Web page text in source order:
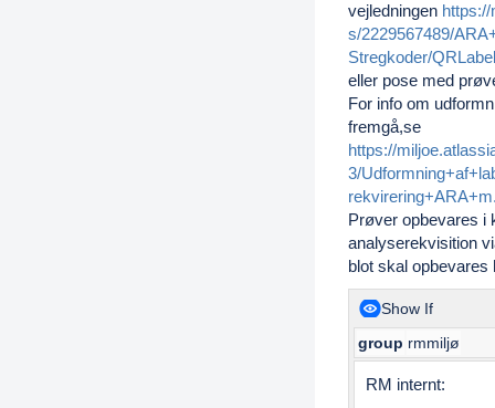
vejledningen
s/2229567489/
Stregkoder/
eller pose med
For info om
fremgå,se
https://
3/
Prøver opbevares i
analyserekvisition
blot skal opbevares
Show If
group rmmiljø
RM internt: